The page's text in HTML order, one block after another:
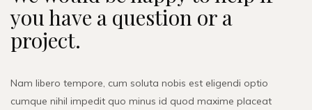
you have a question or a
project.
Nam libero tempore, cum soluta nobis est eligendi optio
cumque nihil impedit quo minus id quod maxime placeat